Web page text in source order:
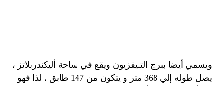
ويسمي أيضا ببرج التليفزيون ويقع في ساحة أليكندربلاتز ،
يصل طوله إلي 368 متر و يتكون من 147 طابق ، لذا فهو